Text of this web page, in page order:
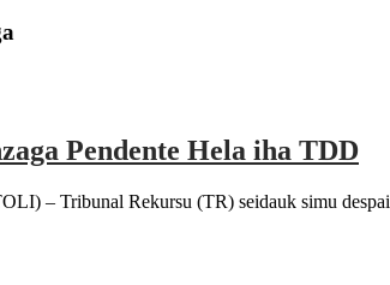
Pendente Hela iha TDD
– Tribunal Rekursu (TR) seidauk simu